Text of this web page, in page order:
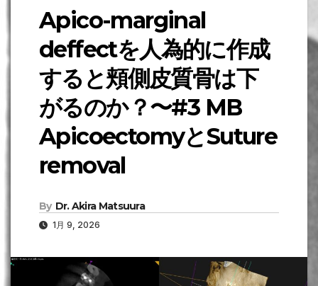
Apico-marginal
deffectを人為的に作成
すると頬側皮質骨は下
がるのか？〜#3 MB
ApicoectomyとSuture
removal
By Dr. Akira Matsuura
1月 9, 2026